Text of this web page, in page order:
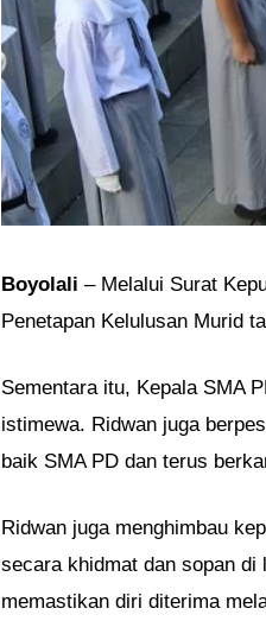
Boyolali – Melalui Surat
Penetapan Kelulusan Murid
Sementara itu, Kepala SMA
istimewa. Ridwan juga
baik SMA PD dan terus
Ridwan juga menghimbau
secara khidmat dan sopan
memastikan diri diterima